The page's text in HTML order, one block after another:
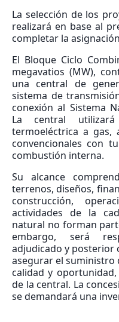
La selección de los
realizará en base al
completar la
El Bloque Ciclo
megavatios (MW),
una central de
sistema de
conexión al Sistema
La central
termoeléctrica a gas,
convencionales con
combustión interna.
Su alcance
terrenos, diseños,
construcción,
actividades de la
natural no forman
embargo, será
adjudicado y posterior
asegurar el suministro
calidad y
de la central. La
se demandará una